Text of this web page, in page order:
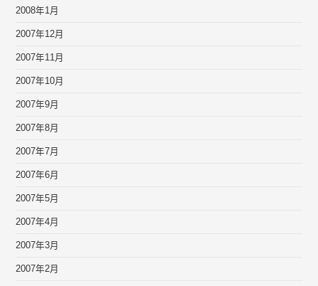
2008年1月
2007年12月
2007年11月
2007年10月
2007年9月
2007年8月
2007年7月
2007年6月
2007年5月
2007年4月
2007年3月
2007年2月